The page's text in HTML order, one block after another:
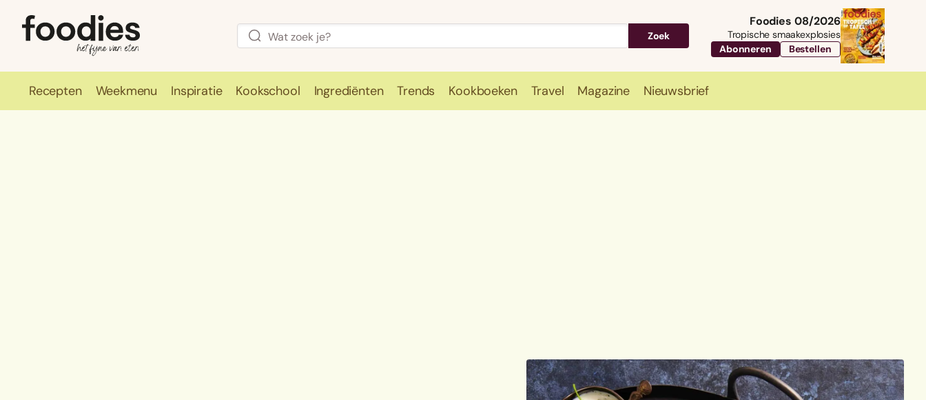
Zoek
Foodies 08/2026
Tropische smaakexplosies
Abonneren
Bestellen
Recepten Weekmenu Inspiratie Kookschool Ingrediënten Trends Kookboeken Travel Magazine Nieuwsbrief